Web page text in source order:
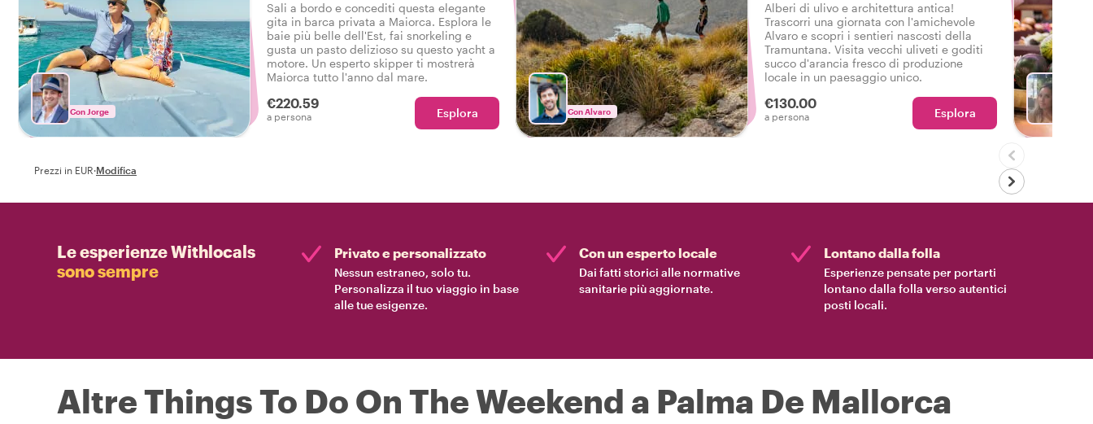
Con Jorge
Sali a bordo e concediti questa elegante
gita in barca privata a Maiorca. Esplora le
baie più belle dell'Est, fai snorkeling e
gusta un pasto delizioso su questo yacht a
motore. Un esperto skipper ti mostrerà
Maiorca tutto l'anno dal mare.
€220.59
a persona Esplora Con Alvaro
Alberi di ulivo e architettura antica!
Trascorri una giornata con l'amichevole
Alvaro e scopri i sentieri nascosti della
Tramuntana. Visita vecchi uliveti e goditi
succo d'arancia fresco di produzione
locale in un paesaggio unico.
€130.00
a persona Esplora
Prezzi in EUR·Modifica
Le esperienze Withlocals
sono sempre
Privato e personalizzato
Nessun estraneo, solo tu.
Personalizza il tuo viaggio in base
alle tue esigenze.
Con un esperto locale
Dai fatti storici alle normative
sanitarie più aggiornate.
Lontano dalla folla
Esperienze pensate per portarti
lontano dalla folla verso autentici
posti locali.
Altre Things To Do On The Weekend a Palma De Mallorca